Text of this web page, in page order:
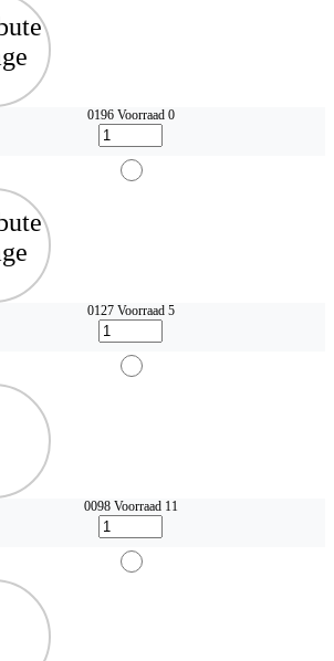
0196 Voorraad 0
0127 Voorraad 5
0098 Voorraad 11